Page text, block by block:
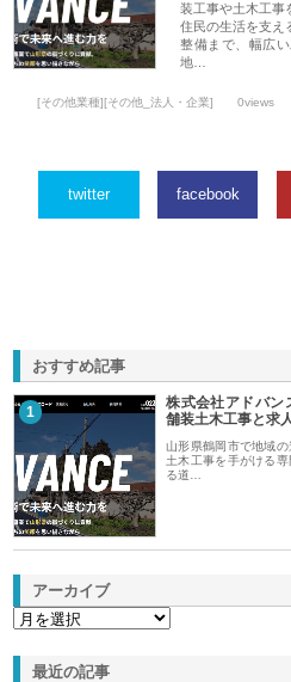
装工事や土木工事
住民の生活を支え
整備まで、幅広
地…
[その他業種][その他_法人・企業] 0views
twitter facebook
おすすめ記事
1
株式会社アドバン
舗装土木工事と求
山形県鶴岡市で地域
土木工事を手がける
る道…
アーカイブ
最近の記事